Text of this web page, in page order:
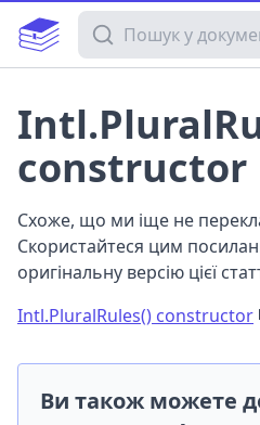
Пошук у документації
constructor
Схоже, що ми іще не
Скористайтеся цим
оригінальну версію цієї
Intl.PluralRules() constructor
Ви також можете